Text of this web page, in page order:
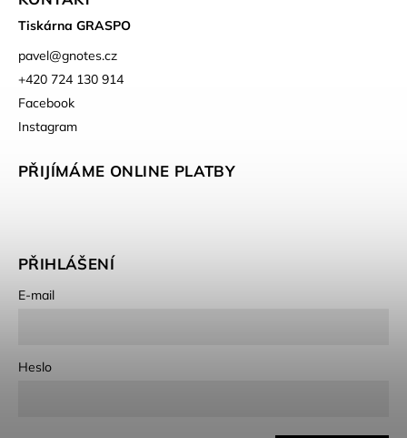
Tiskárna GRASPO
pavel@gnotes.cz
+420 724 130 914
Facebook
Instagram
PŘIJÍMÁME ONLINE PLATBY
PŘIHLÁŠENÍ
E-mail
Heslo